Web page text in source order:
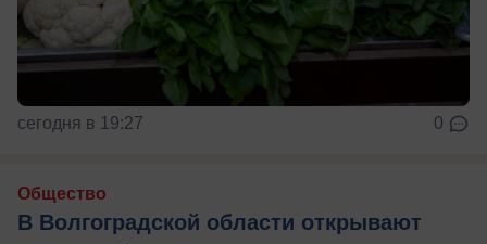
сегодня в 19:27 0
Общество
В Волгоградской области открывают